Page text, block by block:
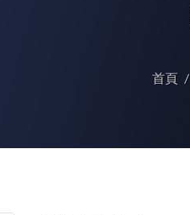
首頁